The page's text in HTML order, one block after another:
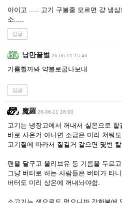
아이고 ..... 고기 구불줄 모르면 걍 냉
소.....
답글
낭만꿀벌 26-06-11 15:46
기름튈까봐 약불로굽나보내
답글
魔羅 26-06-11 16:00
고기는 냉장고에서 꺼내서 실온으로 할
바로 사온거 아니면 소금은 미리 쳐둬
고기질에 따라서 질길거 같으면 몇번
팬을 달구고 올리브유 등 기름을 두르
그냥 버터로 하는 사람들은 버터가 타
버터도 미리 상온에 꺼내놔야함.